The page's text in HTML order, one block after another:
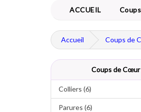
ACCUEIL
Accueil Coups de
Coups de Cœur
Colliers (6)
Parures (6)